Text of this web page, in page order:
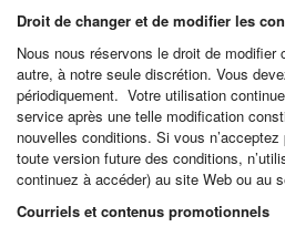
Droit de changer et de modifier les
Nous nous réservons le droit de
autre, à notre seule discrétion. Vous
périodiquement. Votre utilisation
service après une telle modification
nouvelles conditions. Si vous
toute version future des conditions,
continuez à accéder) au site Web ou au
Courriels et contenus promotionnels